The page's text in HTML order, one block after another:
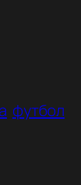
футбол